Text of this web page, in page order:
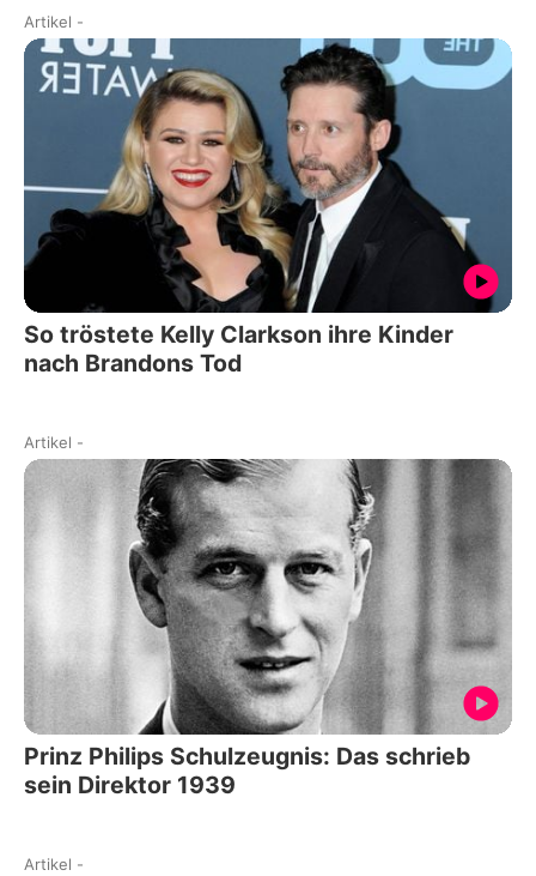
Artikel -
So tröstete Kelly Clarkson ihre Kinder
nach Brandons Tod
Artikel -
Prinz Philips Schulzeugnis: Das schrieb
sein Direktor 1939
Artikel -